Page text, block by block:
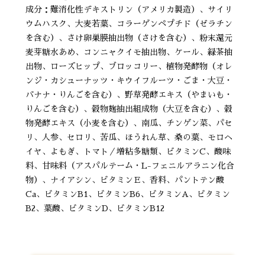
成分：難消化性デキストリン（アメリカ製造）、サイリ
ウムハスク、大麦若葉、コラーゲンペプチド（ゼラチン
を含む）、さけ卵巣膜抽出物（さけを含む）、粉末還元
麦芽糖水あめ、コンニャクイモ抽出物、ケール、緑茶抽
出物、ローズヒップ、ブロッコリー、植物発酵物（オレ
ンジ・カシューナッツ・キウイフルーツ・ごま・大豆・
バナナ・りんごを含む）、野草発酵エキス（やまいも・
りんごを含む）、穀物麹抽出組成物（大豆を含む）、穀
物発酵エキス（小麦を含む）、南瓜、チンゲン菜、パセ
リ、人参、セロリ、苦瓜、ほうれん草、桑の葉、モロヘ
イヤ、よもぎ、トマト／増粘多糖類、ビタミンC、酸味
料、甘味料（アスパルテーム・L-フェニルアラニン化合
物）、ナイアシン、ビタミンＥ、香料、パントテン酸
Ca、ビタミンB1、ビタミンB6、ビタミンA、ビタミン
B2、葉酸、ビタミンD、ビタミンB12